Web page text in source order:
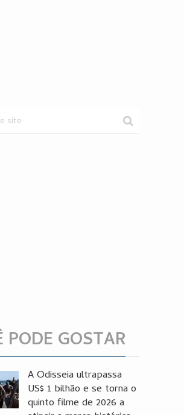
PODE GOSTAR
A Odisseia ultrapassa
US$ 1 bilhão e se torna o
quinto filme de 2026 a